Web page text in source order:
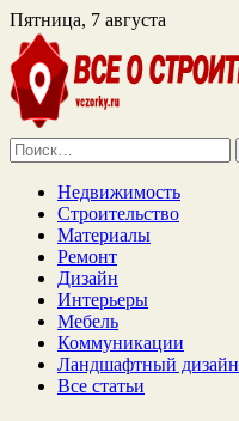
Пятница, 7 августа
Найти:
Недвижимость
Строительство
Материалы
Ремонт
Дизайн
Интерьеры
Мебель
Коммуникации
Ландшафтный дизайн
Все статьи